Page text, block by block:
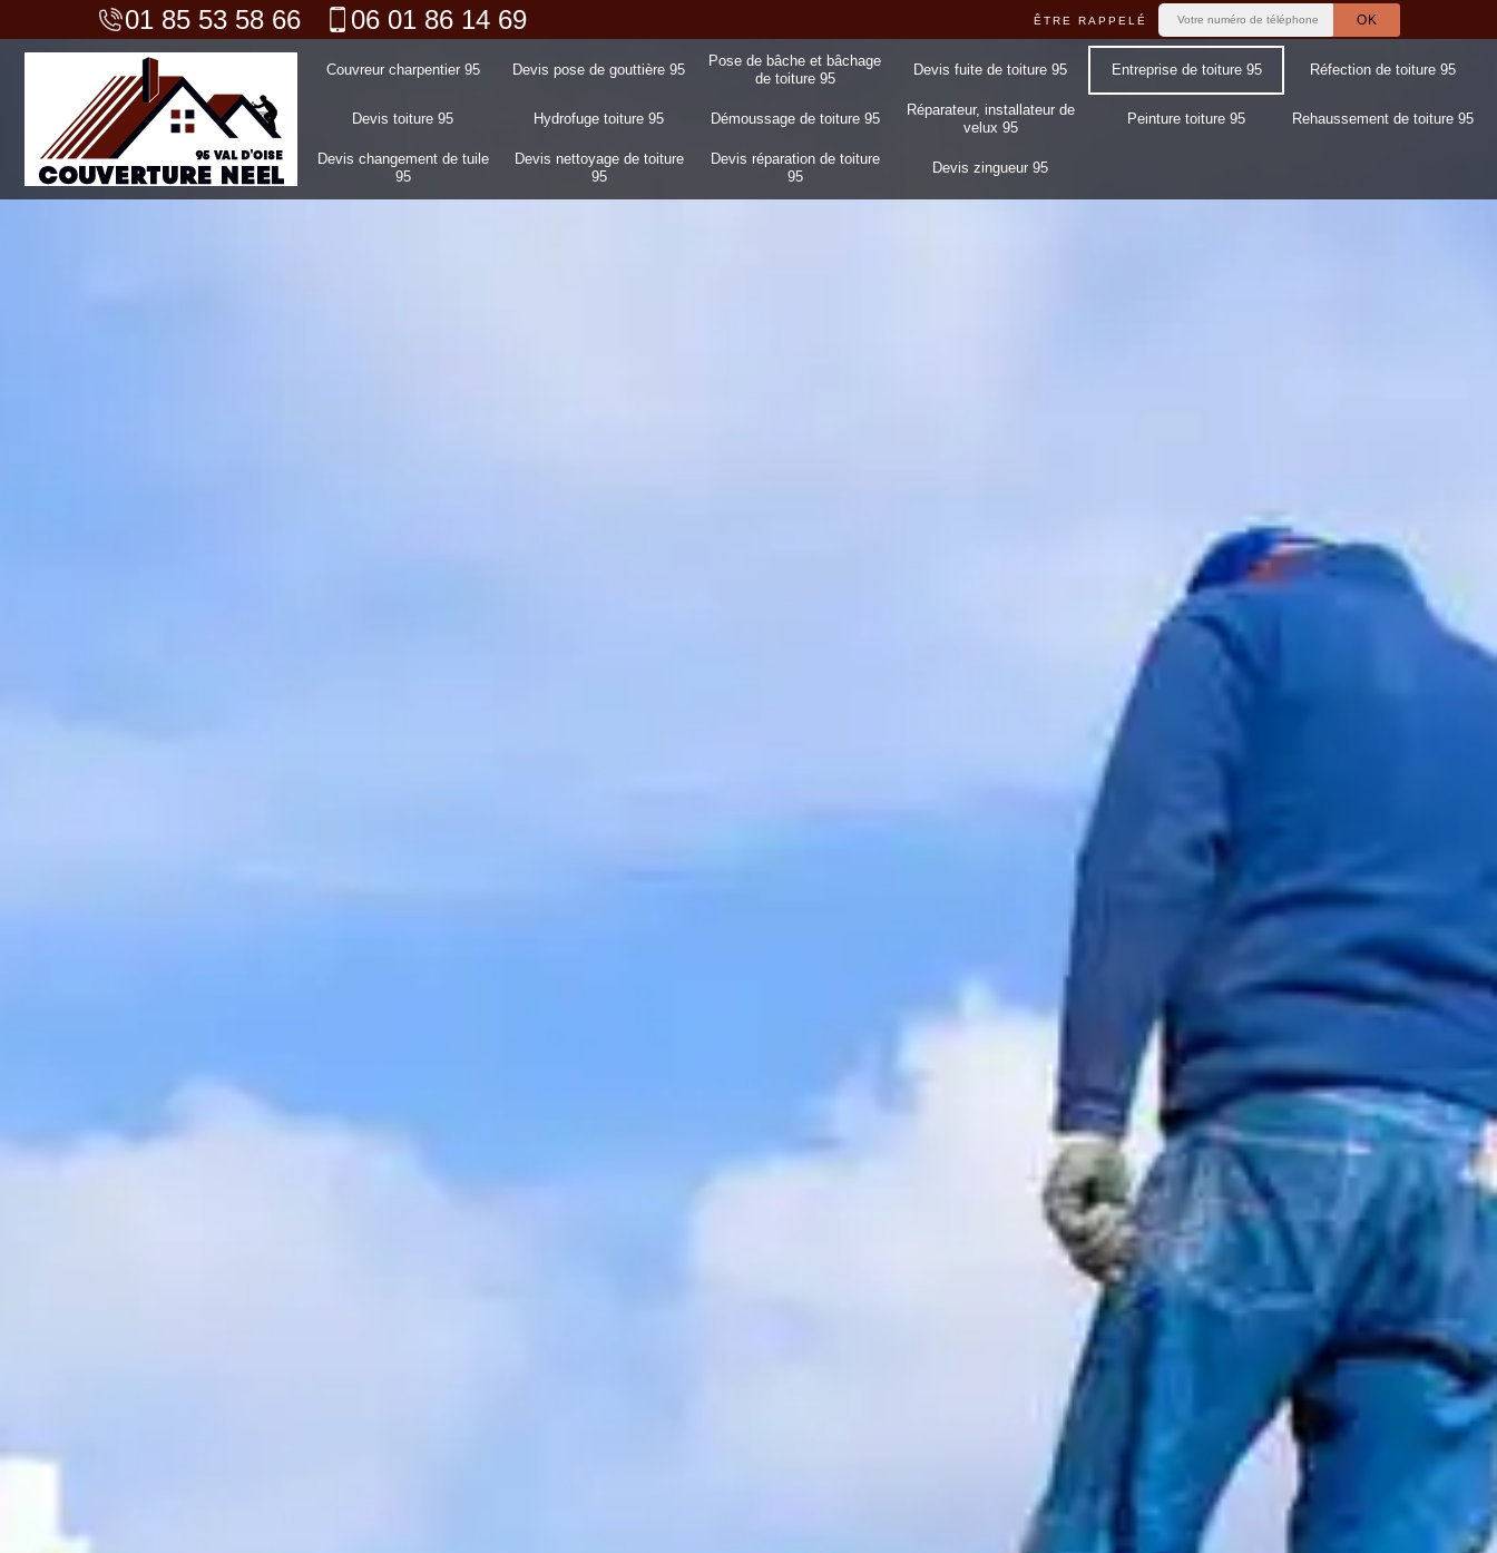
01 85 53 58 66 06 01 86 14 69 ÊTRE RAPPELÉ
Couvreur charpentier 95 Devis pose de gouttière 95
Pose de bâche et bâchage
de toiture 95
Devis fuite de toiture 95 Entreprise de toiture 95 Réfection de toiture 95
Devis toiture 95 Hydrofuge toiture 95 Démoussage de toiture 95
Réparateur, installateur de
velux 95
Peinture toiture 95 Rehaussement de toiture 95
Devis changement de tuile
95
Devis nettoyage de toiture
95
Devis réparation de toiture
95
Devis zingueur 95